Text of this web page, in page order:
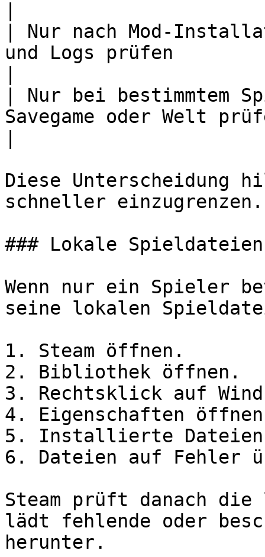
| Nur nach Mod-
und Logs prüfen
| Nur bei bestimmtem
Savegame oder Welt
Diese Unterscheidung
schneller einzugrenzen.
### Lokale
Wenn nur ein Spieler
seine lokalen
1. Steam öffnen.
2. Bibliothek öffnen.
3. Rechtsklick auf
4. Eigenschaften
5. Installierte Dateien
6. Dateien auf Fehler
Steam prüft danach
lädt fehlende oder
herunter.